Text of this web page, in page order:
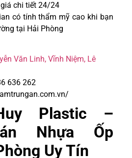
chi tiết 24/24
có tính thẩm mỹ cao khi bạn
tại Hải Phòng
Văn Linh, Vĩnh Niệm, Lê
636 262
Plastic –
Nhựa Ốp
Uy Tín